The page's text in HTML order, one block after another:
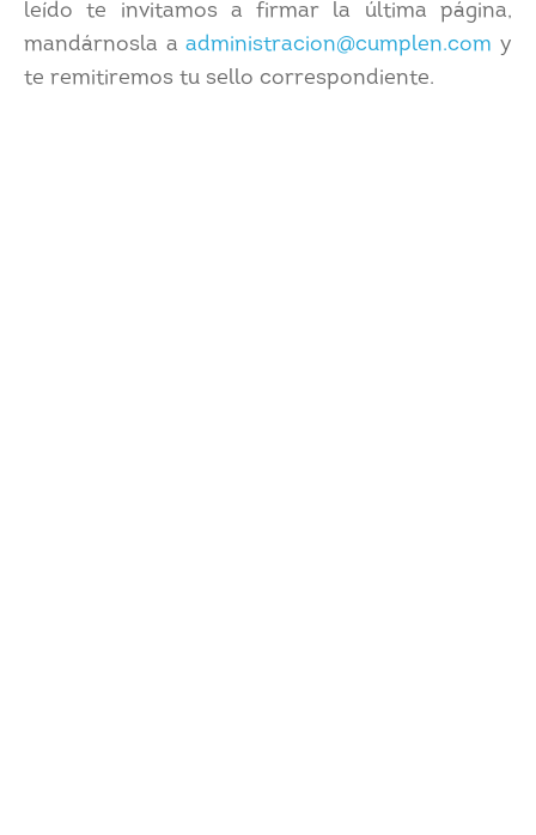
leído te invitamos a firmar la última página,
mandárnosla aadministracion@cumplen.com y
te remitiremos tu sello correspondiente.